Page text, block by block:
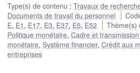
Type(s) de contenu : Travaux de
Documents de travail du personnel
E, E1 , E17, E3, E37, E5, E52 Thème(s)
Politique monétaire, Cadre et
monétaire, Système financier, Crédit aux
entreprises